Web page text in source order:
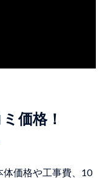
価格！
体価格や工事費、10